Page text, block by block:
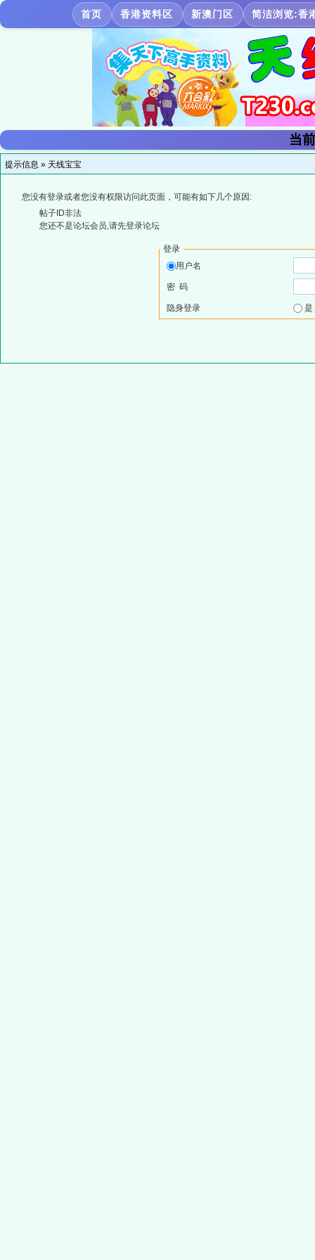
首页 香港资料区 新澳门区 简洁浏览:香
当
提示信息 » 天线宝宝
您没有登录或者您没有权限访问此页面，可能有如下几个原因:
帖子ID非法
您还不是论坛会员,请先登录论坛
登录
用户名
密 码
隐身登录